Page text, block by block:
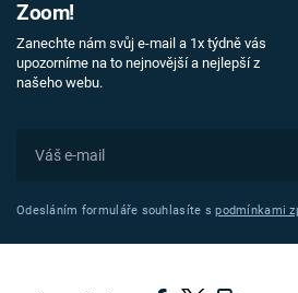
Zoom!
Zanechte nám svůj e-mail a 1x týdně vás
upozorníme na to nejnovější a nejlepší z
našeho webu.
Odesláním formuláře souhlasíte spodmínkami